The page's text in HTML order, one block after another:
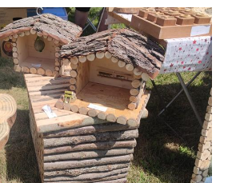
cuisine, magasin, menuiserie
bois, menuiserie PVC ou
électriques, stores toile,